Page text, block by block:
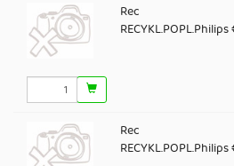
Rec
RECYKL.POPL.Philips
Rec
RECYKL.POPL.Philips